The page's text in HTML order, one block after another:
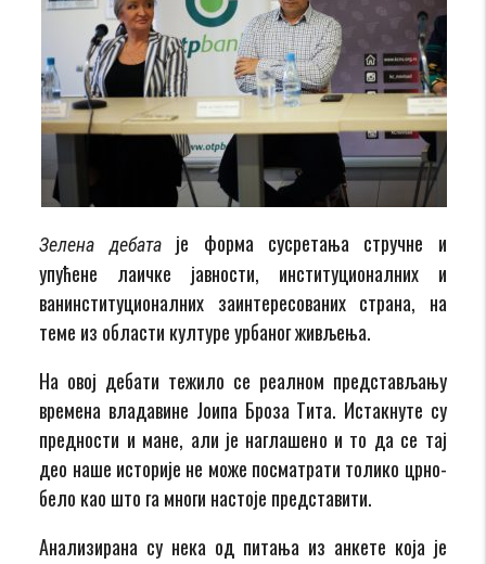
Зелена дебатаје форма сусретања стручне и
упућене лаичке јавности, институционалних и
ванинституционалних заинтересованих страна, на
теме из области културе урбаног живљења.
На овој дебати тежило се реалном представљању
времена владавине Јоипа Броза Тита. Истакнуте су
предности и мане, али је наглашено и то да се тај
део наше историје не може посматрати толико црно-
бело као што га многи настоје представити.
Анализирана су нека од питања из анкете која је